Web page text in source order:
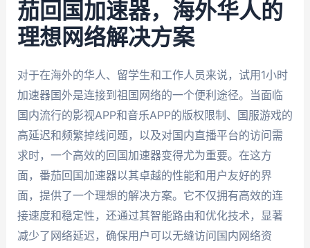
茄回国加速器，海外华人的
理想网络解决方案
对于在海外的华人、留学生和工作人员来说，试用1小时
加速器国外是连接到祖国网络的一个便利途径。当面临
国内流行的影视APP和音乐APP的版权限制、国服游戏的
高延迟和频繁掉线问题，以及对国内直播平台的访问需
求时，一个高效的回国加速器变得尤为重要。在这方
面，番茄回国加速器以其卓越的性能和用户友好的界
面，提供了一个理想的解决方案。它不仅拥有高效的连
接速度和稳定性，还通过其智能路由和优化技术，显著
减少了网络延迟，确保用户可以无缝访问国内网络资